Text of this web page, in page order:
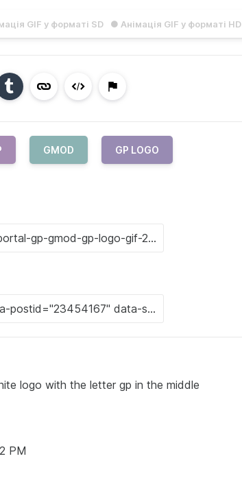
GIF у форматі SD ● Анімація GIF у форматі HD
GMOD GP LOGO
logo with the letter gp in the middle
PM